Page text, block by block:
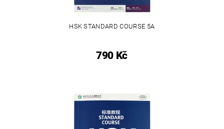
HSK STANDARD COURSE 5A
790 Kč